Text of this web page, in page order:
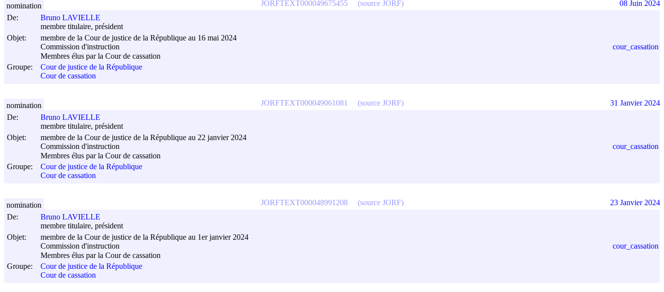
De:
Bruno LAVIELLE
membre titulaire, président
Objet:
membre de la Cour de justice de la République au 16 mai 2024
Commission d'instruction
Membres élus par la Cour de cassation
Groupe:
Cour de justice de la République
Cour de cassation
cour_cassation
JORFTEXT000049675455 (source JORF)
nomination 08 Juin 2024
De:
Bruno LAVIELLE
membre titulaire, président
Objet:
membre de la Cour de justice de la République au 22 janvier 2024
Commission d'instruction
Membres élus par la Cour de cassation
Groupe:
Cour de justice de la République
Cour de cassation
cour_cassation
JORFTEXT000049061081 (source JORF)
nomination 31 Janvier 2024
De:
Bruno LAVIELLE
membre titulaire, président
Objet:
membre de la Cour de justice de la République au 1er janvier 2024
Commission d'instruction
Membres élus par la Cour de cassation
Groupe:
Cour de justice de la République
Cour de cassation
cour_cassation
JORFTEXT000048991208 (source JORF)
nomination 23 Janvier 2024